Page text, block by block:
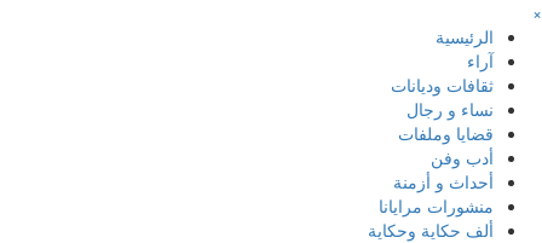
×
الرئيسية
آراء
ثقافات وديانات
نساء و رجال
قضايا وملفات
أدب وفن
أحداث و أزمنة
منشورات مرايانا
ألف حكاية وحكاية